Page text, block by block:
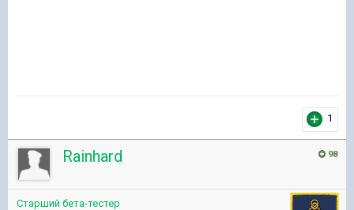
1
98
Rainhard
Старший бета-тестер